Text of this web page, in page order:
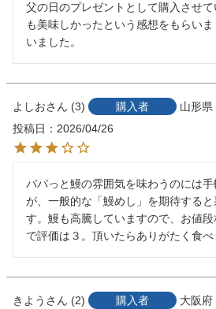
父の日のプレゼントとして購入させ
も美味しかったという感想をもらい
いました。
よしお 3 購入者 山形県
投稿日
2026/04/26
パパっと鰻の雰囲気を味わうのには
が、一般的な「鰻めし」を期待する
す。鰻も高騰していますので、お値
で評価は３。頂いたらありがたく食べ
きよう 2 購入者 大阪府